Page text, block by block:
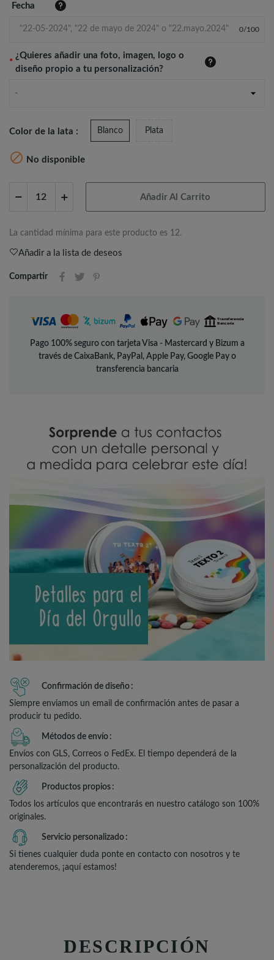
Fecha
0/100
*
¿Quieres añadir una foto, imagen, logo o
diseño propio a tu personalización?
-
Color de la lata : Blanco Plata
 No disponible
Añadir Al Carrito
La cantidad mínima para este producto es 12.
Añadir a la lista de deseos
Compartir
Pago 100% seguro con tarjeta Visa - Mastercard y Bizum a
través de CaixaBank, PayPal, Apple Pay, Google Pay o
transferencia bancaria
Confirmación de diseño
Siempre enviamos un email de confirmación antes de pasar a
producir tu pedido.
Métodos de envío
Envíos con GLS, Correos o FedEx. El tiempo dependerá de la
personalización del producto.
Productos propios
Todos los artículos que encontrarás en nuestro catálogo son 100%
originales.
Servicio personalizado
Si tienes cualquier duda ponte en contacto con nosotros y te
atenderemos, ¡aquí estamos!
DESCRIPCIÓN